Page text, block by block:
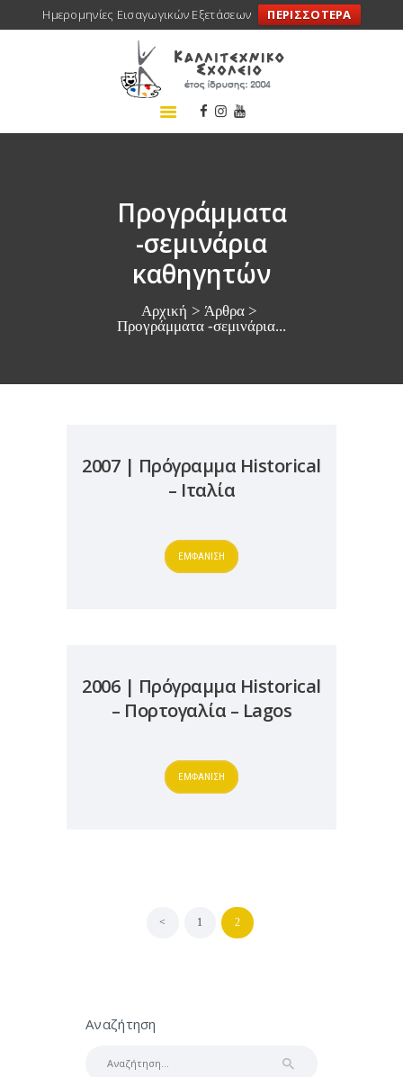
Ημερομηνίες Εισαγωγικών Εξετάσεων ΠΕΡΙΣΣΟΤΕΡΑ
Προγράμματα
-σεμινάρια
καθηγητών
Αρχική
Άρθρα
Προγράμματα -σεμινάρια...
ΑΡΧΙΚΗ
ΠΡΟΓΡΑΜΜΑΤΑ
ΔΡΑΣΕΙΣ
ΜΕΤΑΚΙΝΗΣΕΙΣ
ΕΠΙΚΟΙΝΩΝΙΑ
2007 | Πρόγραμμα Historical
– Ιταλία
ΕΜΦΑΝΙΣΗ
2006 | Πρόγραμμα Historical
– Πορτογαλία – Lagos
ΕΜΦΑΝΙΣΗ
Σελιδοποίηση
< PAGE
1 PAGE
2
Αναζήτηση